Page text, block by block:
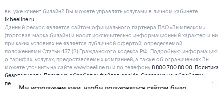
вы уже клиент билайн? Вы можете управлять услугами в личнoм кaбинeтe:
lk.beeline.ru
Данный ресурс является сайтом официального партнера ПАО «Вымпелком»
(торговая марка билайн) и носит исключительно информационный характер и ни
при каких условиях не является публичной офертой, определяемой
положениями Статьи 437 (2) Гражданского кодекса РФ. Подробную информацию
о тарифах, услугах, предоставляемых компанией, а также об ограничениях Вы
можете уточнить на сайте www.beeline.ru и по телефону 8 800 700 80 00. Политика
безопасности Политика обработки файлов cookie Согласие на обработку
персональных данных
. Отписаться от получения информационных рассылок от